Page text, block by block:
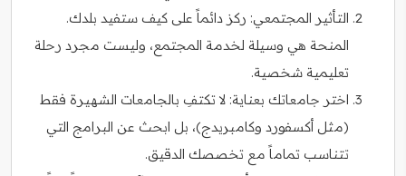
التأثير المجتمعي: ركز دائماً على كيف ستفيد بلدك.
المنحة هي وسيلة لخدمة المجتمع، وليست مجرد رحلة
تعليمية شخصية.
اختر جامعاتك بعناية: لا تكتفِ بالجامعات الشهيرة فقط
(مثل أكسفورد وكامبريدج)، بل ابحث عن البرامج التي
تتناسب تماماً مع تخصصك الدقيق.